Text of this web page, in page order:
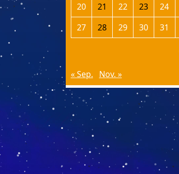
20
21 22 23 24
27
28 29 30 31
« Sep. Nov. »